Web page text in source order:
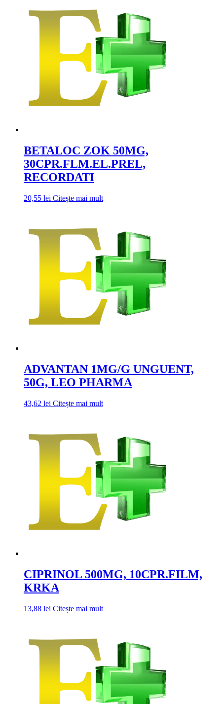
BETALOC ZOK 50MG,
30CPR.FLM.EL.PREL,
RECORDATI
20,55 lei Citește mai mult
ADVANTAN 1MG/G UNGUENT,
50G, LEO PHARMA
43,62 lei Citește mai mult
CIPRINOL 500MG, 10CPR.FILM,
KRKA
13,88 lei Citește mai mult